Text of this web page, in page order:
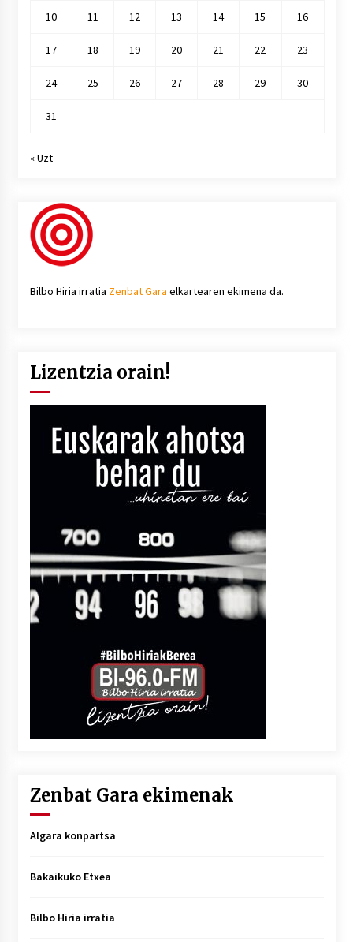
10 11 12 13 14 15 16
17 18 19 20 21 22 23
24 25 26 27 28 29 30
31
« Uzt
Bilbo Hiria irratia Zenbat Gara elkartearen ekimena da.
Lizentzia orain!
Zenbat Gara ekimenak
Algara konpartsa
Bakaikuko Etxea
Bilbo Hiria irratia